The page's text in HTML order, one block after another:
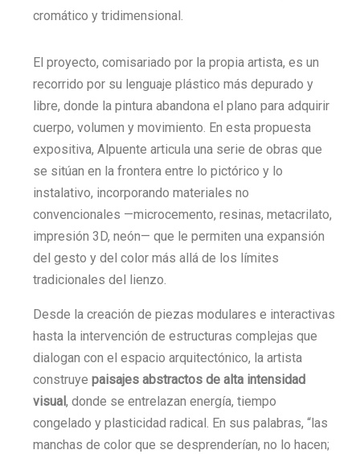
cromático y tridimensional.
El proyecto, comisariado por la propia artista, es un
recorrido por su lenguaje plástico más depurado y
libre, donde la pintura abandona el plano para adquirir
cuerpo, volumen y movimiento. En esta propuesta
expositiva, Alpuente articula una serie de obras que
se sitúan en la frontera entre lo pictórico y lo
instalativo, incorporando materiales no
convencionales —microcemento, resinas, metacrilato,
impresión 3D, neón— que le permiten una expansión
del gesto y del color más allá de los límites
tradicionales del lienzo.
Desde la creación de piezas modulares e interactivas
hasta la intervención de estructuras complejas que
dialogan con el espacio arquitectónico, la artista
construye paisajes abstractos de alta intensidad
visual , donde se entrelazan energía, tiempo
congelado y plasticidad radical. En sus palabras, “las
manchas de color que se desprenderían, no lo hacen;